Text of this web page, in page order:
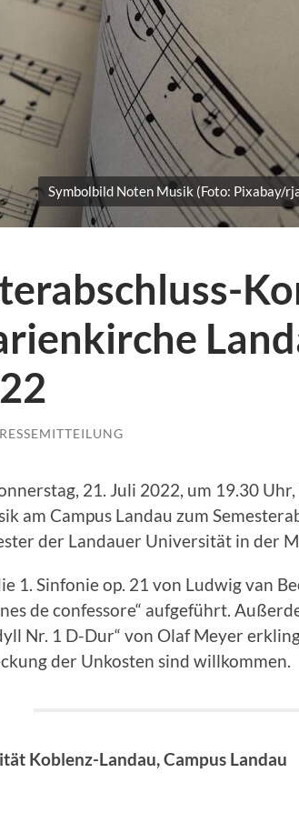
Symbolbild Noten Musik (Foto: Pixabay/
21. Juli 2022, um 19.30
am Campus Landau zum
der Landauer Universität in der
1. Sinfonie op. 21 von Ludwig van
de confessore“ aufgeführt.
Nr. 1 D-Dur“ von Olaf Meyer
der Unkosten sind willkommen.
Koblenz-Landau, Campus Landau